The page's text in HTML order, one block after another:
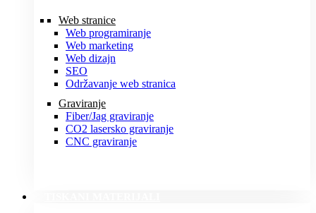
Web stranice
Web programiranje
Web marketing
Web dizajn
SEO
Održavanje web stranica
Graviranje
Fiber/Jag graviranje
CO2 lasersko graviranje
CNC graviranje